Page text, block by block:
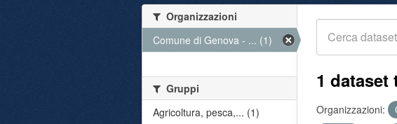
1 dataset
Organizzazioni:
Organizzazioni
Comune di Genova - ... (1)
Gruppi
Agricoltura, pesca,... (1)